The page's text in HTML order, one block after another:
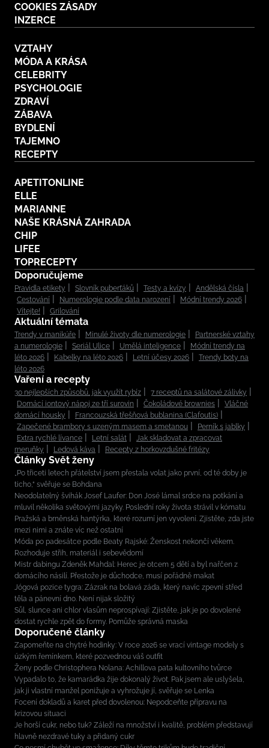
COOKIES ZÁSADY
INZERCE
VZTAHY
MÓDA A KRÁSA
CELEBRITY
PSYCHOLOGIE
ZDRAVÍ
ZÁBAVA
BYDLENÍ
TAJEMNO
RECEPTY
APETITONLINE
ELLE
MARIANNE
NAŠE KRÁSNÁ ZAHRADA
CHIP
LIFEE
TOPRECEPTY
Doporučujeme
Pravidla etikety Slovník puberťáků Testy a kvízy
Andělská čísla
Cestování
Numerologie podle data narození
Módní trendy 2026
Vítejte!
Grilování
Aktuální témata
Trendy v manikúře Minulé životy dle numerologie
Partnerské vztahy
a numerologie
Seriál Ulice Umělá inteligence
Módní trendy na
léto 2026
Kabelky na léto 2026 Letní účesy 2026
Trendy boty na
léto 2026
Vaření a recepty
30 nejlepších způsobů, jak využít rybíz
7 receptů na salátové zálivky
Domácí iontový nápoj ze tří surovin
Čokoládové brownies
Vláčné
domácí housky
Francouzská třešňová bublanina (Clafoutis)
Zapečené brambory s uzeným masem a smetanou
Perník s jablky
Extra rychlé lívance
Letní salát
Jak skladovat a zpracovat
meruňky
Ledová káva Recepty z horkovzdušné fritézy
Články Svět ženy
„Po třiceti letech přátelství jsem přestala volat jako první, od té doby je
ticho,“ svěřuje se Bohdana
Neodolatelný švihák Josef Laufer: Don José lámal srdce na potkání a
mluvil několika světovými jazyky. Poslední roky života strávil v kómatu
Pražská a brněnská hantýrka, které rozumí jen vyvolení. Zjistěte, zda jste
mezi nimi a znáte víc než ostatní
Móda po padesátce podle Beaty Rajské: Ženskost nekončí věkem.
Rozhoduje střih, materiál i sebevědomí
Mistr dabingu Zdeněk Mahdal: Herec je otcem 5 dětí a byl nařčen z
domácího násilí. Přestože je důchodce, musí pořádně makat
Jógová pozice tygra: Zázrak na bolavá záda, který navíc zpevní střed
těla a pánevní dno. Není nijak složitý
Sůl, slunce ani chlor vlasům neprospívají: Zjistěte, jak je po dovolené
dostat rychle zpět do formy. Pomůže správná maska
Doporučené články
Zapomeňte na chytré hodinky: V roce 2026 se vrací vintage modely s
úzkým řemínkem, které pozvednou váš outfit
Ženy podle Christophera Nolana: Achillova pata kultovního tvůrce
Vypadalo to, že kamarádka žije dokonalý život. Pak jsem ale uslyšela,
jak ji vlastní manžel ponižuje a vyhrožuje jí, svěřuje se Lenka
Focení dokladů a karet před dovolenou: Nepodceňte přípravu na
krizovou situaci
Je horší cukr, nebo tuk? Záleží na množství i kvalitě, problém představují
hlavně nezdravé tuky a přidaný cukr